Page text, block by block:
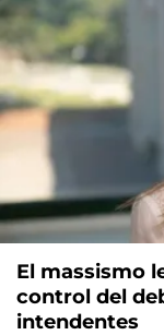
El massismo
control del
intendentes